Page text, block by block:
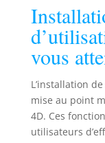
vous
L’installation
mise au point
4D. Ces
utilisateurs